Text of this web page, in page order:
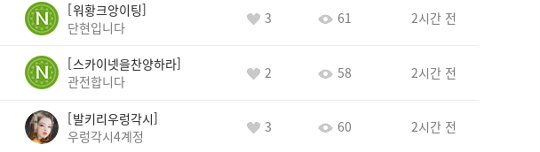
워황크앙이팅
단현입니다
3 61 2시간 전
스카이넷을찬양하라
관전합니다
2 58 2시간 전
발키리우렁각시
우렁각시4계정
3 60 2시간 전